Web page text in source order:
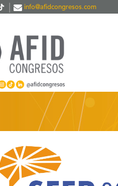
info@afidcongresos.com